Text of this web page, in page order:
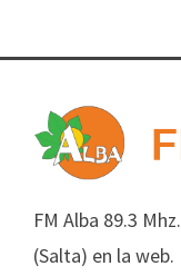
FM Alba 89.3
(Salta) en la